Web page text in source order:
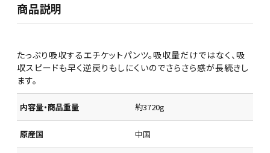
商品説明
たっぷり吸収するエチケットパンツ。吸収量だけではなく、吸
収スピードも早く逆戻りもしにくいのでさらさら感が長続きし
ます。
内容量・商品重量 約3720g
原産国 中国